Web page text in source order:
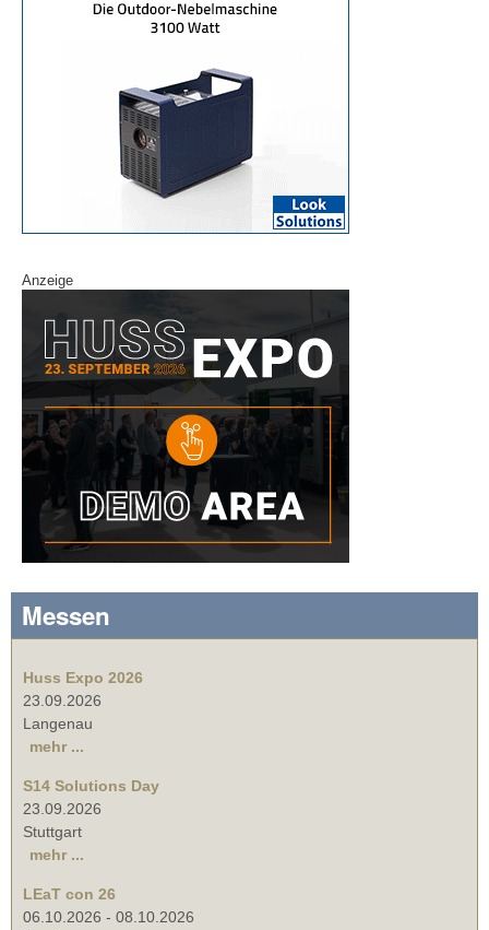
Anzeige
Messen
Huss Expo 2026
23.09.2026
Langenau
mehr ...
S14 Solutions Day
23.09.2026
Stuttgart
mehr ...
LEaT con 26
06.10.2026 - 08.10.2026